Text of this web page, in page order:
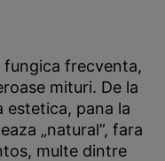
frecventa,
mituri. De la
estetica, pana la
„natural”, fara
multe dintre